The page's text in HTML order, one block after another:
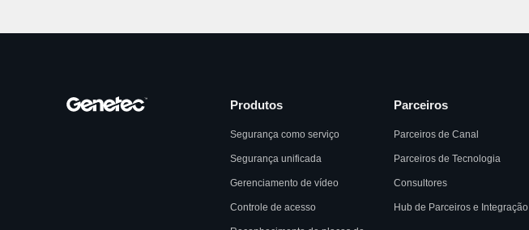
Produtos
Segurança como serviço
Segurança unificada
Gerenciamento de vídeo
Controle de acesso
Parceiros
Parceiros de Canal
Parceiros de Tecnologia
Consultores
Hub de Parceiros e Integração